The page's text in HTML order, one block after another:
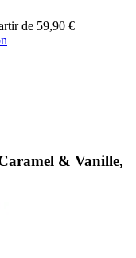
de 59,90 €
& Vanille,